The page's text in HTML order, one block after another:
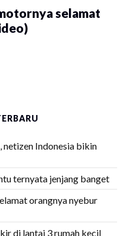
selamat
netizen Indonesia bikin
ternyata jenjang banget
orangnya nyebur
di lantai 3 rumah kecil